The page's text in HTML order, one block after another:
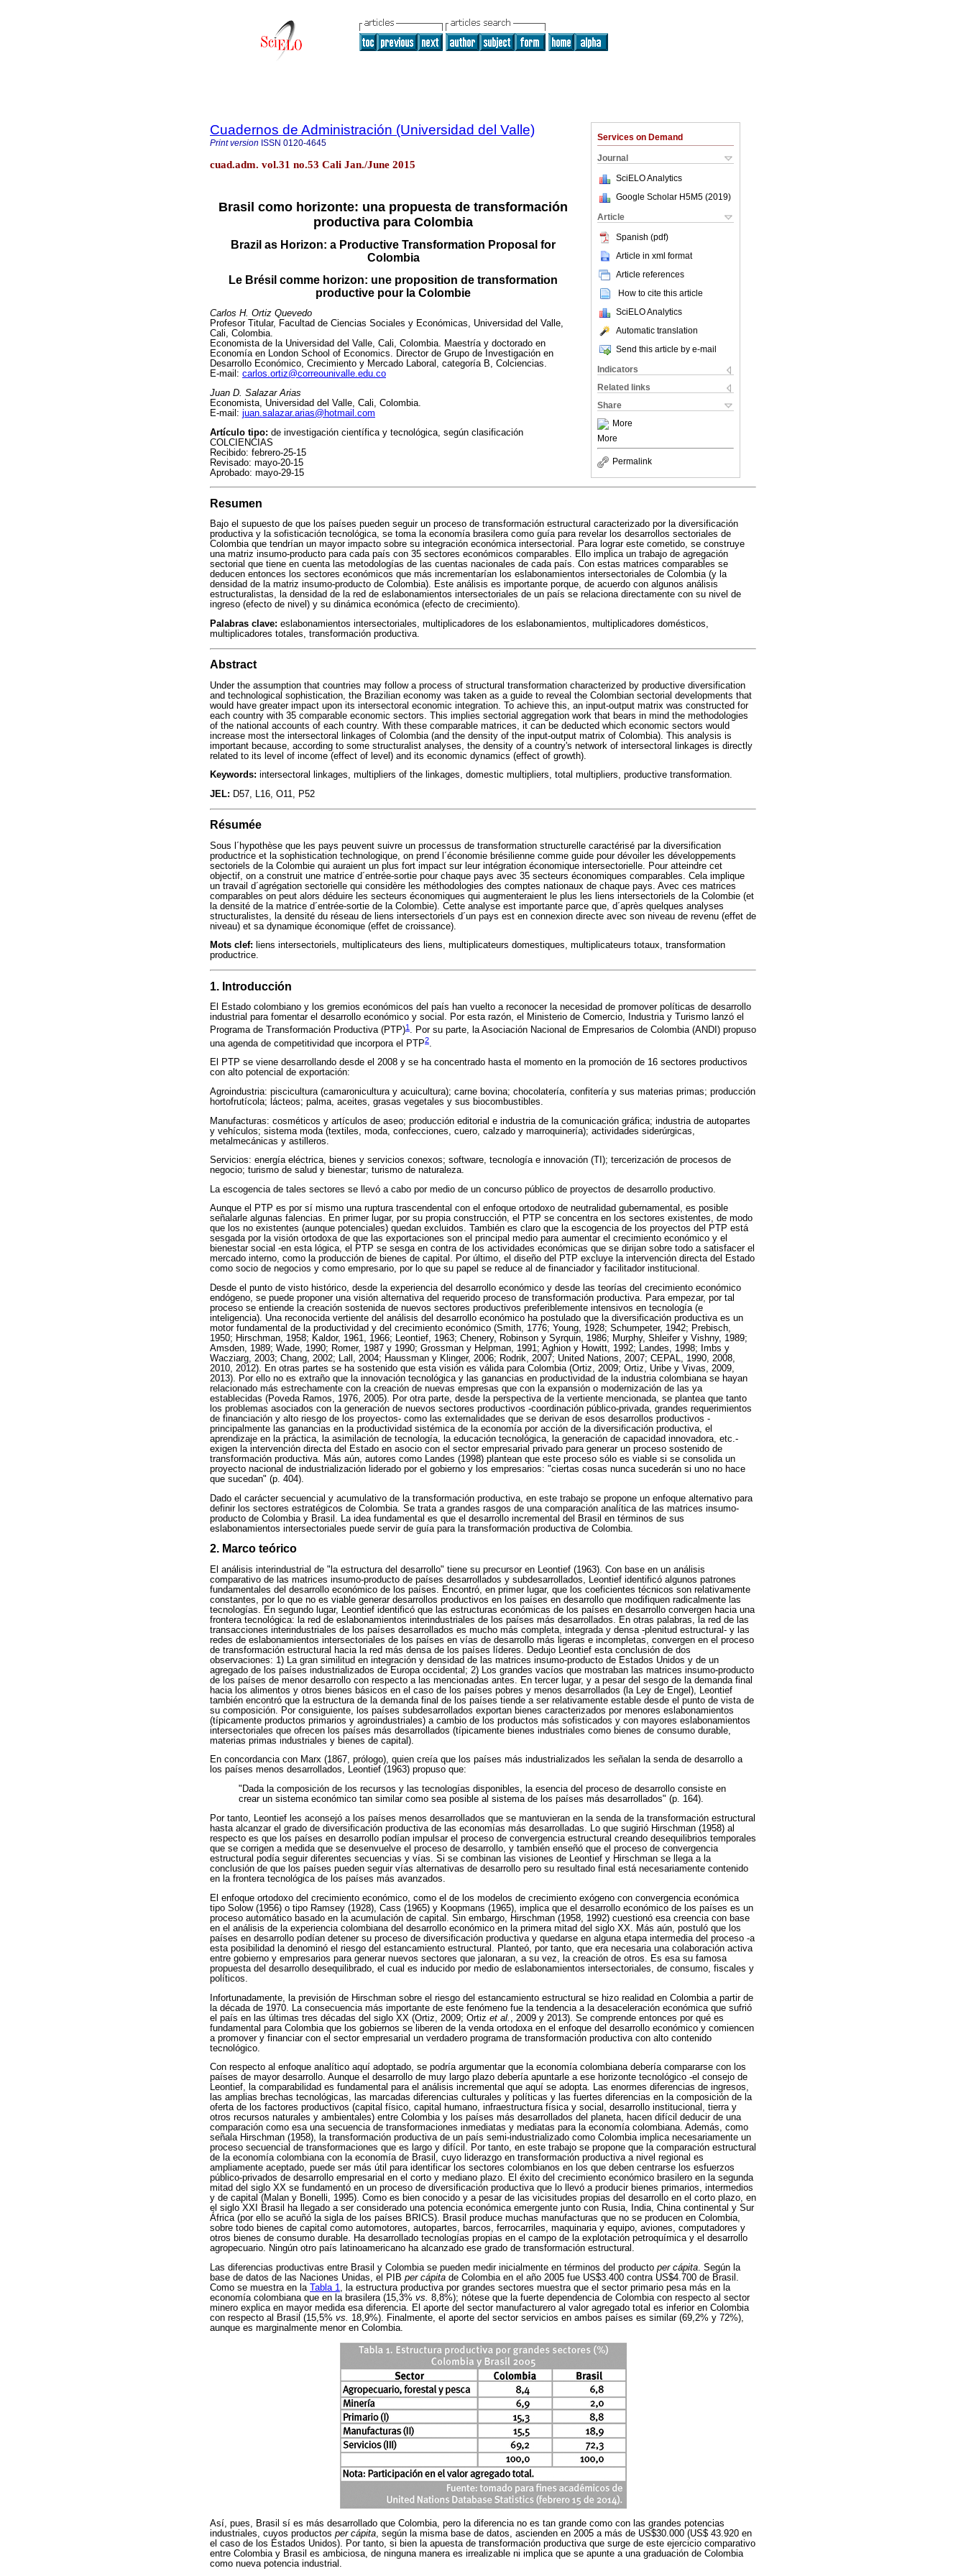
Services on Demand
Journal
SciELO Analytics
Google Scholar H5M5 (2019)
Article
Spanish (pdf)
Article in xml format
Article references
How to cite this article
SciELO Analytics
Automatic translation
Send this article by e-mail
Indicators
Related links
Share
More
More
Permalink
Cuadernos de Administración (Universidad del Valle)
Print version ISSN 0120-4645
cuad.adm. vol.31 no.53 Cali Jan./June 2015
Brasil como horizonte: una propuesta de transformación
productiva para Colombia
Brazil as Horizon: a Productive Transformation Proposal for
Colombia
Le Brésil comme horizon: une proposition de transformation
productive pour la Colombie
Carlos H. Ortiz Quevedo
Profesor Titular, Facultad de Ciencias Sociales y Económicas, Universidad del Valle,
Cali, Colombia.
Economista de la Universidad del Valle, Cali, Colombia. Maestría y doctorado en
Economía en London School of Economics. Director de Grupo de Investigación en
Desarrollo Económico, Crecimiento y Mercado Laboral, categoría B, Colciencias.
E-mail: carlos.ortiz@correounivalle.edu.co
Juan D. Salazar Arias
Economista, Universidad del Valle, Cali, Colombia.
E-mail: juan.salazar.arias@hotmail.com
Artículo tipo: de investigación científica y tecnológica, según clasificación
COLCIENCIAS
Recibido: febrero-25-15
Revisado: mayo-20-15
Aprobado: mayo-29-15
Resumen
Bajo el supuesto de que los países pueden seguir un proceso de transformación estructural caracterizado por la diversificación
productiva y la sofisticación tecnológica, se toma la economía brasilera como guía para revelar los desarrollos sectoriales de
Colombia que tendrían un mayor impacto sobre su integración económica intersectorial. Para lograr este cometido, se construye
una matriz insumo-producto para cada país con 35 sectores económicos comparables. Ello implica un trabajo de agregación
sectorial que tiene en cuenta las metodologías de las cuentas nacionales de cada país. Con estas matrices comparables se
deducen entonces los sectores económicos que más incrementarían los eslabonamientos intersectoriales de Colombia (y la
densidad de la matriz insumo-producto de Colombia). Este análisis es importante porque, de acuerdo con algunos análisis
estructuralistas, la densidad de la red de eslabonamientos intersectoriales de un país se relaciona directamente con su nivel de
ingreso (efecto de nivel) y su dinámica económica (efecto de crecimiento).
Palabras clave: eslabonamientos intersectoriales, multiplicadores de los eslabonamientos, multiplicadores domésticos,
multiplicadores totales, transformación productiva.
Abstract
Under the assumption that countries may follow a process of structural transformation characterized by productive diversification
and technological sophistication, the Brazilian economy was taken as a guide to reveal the Colombian sectorial developments that
would have greater impact upon its intersectoral economic integration. To achieve this, an input-output matrix was constructed for
each country with 35 comparable economic sectors. This implies sectorial aggregation work that bears in mind the methodologies
of the national accounts of each country. With these comparable matrices, it can be deducted which economic sectors would
increase most the intersectoral linkages of Colombia (and the density of the input-output matrix of Colombia). This analysis is
important because, according to some structuralist analyses, the density of a country's network of intersectoral linkages is directly
related to its level of income (effect of level) and its economic dynamics (effect of growth).
Keywords: intersectoral linkages, multipliers of the linkages, domestic multipliers, total multipliers, productive transformation.
JEL: D57, L16, O11, P52
Résumée
Sous l´hypothèse que les pays peuvent suivre un processus de transformation structurelle caractérisé par la diversification
productrice et la sophistication technologique, on prend l´économie brésilienne comme guide pour dévoiler les développements
sectoriels de la Colombie qui auraient un plus fort impact sur leur intégration économique intersectorielle. Pour atteindre cet
objectif, on a construit une matrice d´entrée-sortie pour chaque pays avec 35 secteurs économiques comparables. Cela implique
un travail d´agrégation sectorielle qui considère les méthodologies des comptes nationaux de chaque pays. Avec ces matrices
comparables on peut alors déduire les secteurs économiques qui augmenteraient le plus les liens intersectoriels de la Colombie (et
la densité de la matrice d´entrée-sortie de la Colombie). Cette analyse est importante parce que, d´après quelques analyses
structuralistes, la densité du réseau de liens intersectoriels d´un pays est en connexion directe avec son niveau de revenu (effet de
niveau) et sa dynamique économique (effet de croissance).
Mots clef: liens intersectoriels, multiplicateurs des liens, multiplicateurs domestiques, multiplicateurs totaux, transformation
productrice.
1. Introducción
El Estado colombiano y los gremios económicos del país han vuelto a reconocer la necesidad de promover políticas de desarrollo
industrial para fomentar el desarrollo económico y social. Por esta razón, el Ministerio de Comercio, Industria y Turismo lanzó el
Programa de Transformación Productiva (PTP)1 . Por su parte, la Asociación Nacional de Empresarios de Colombia (ANDI) propuso
una agenda de competitividad que incorpora el PTP2
El PTP se viene desarrollando desde el 2008 y se ha concentrado hasta el momento en la promoción de 16 sectores productivos
con alto potencial de exportación:
Agroindustria: piscicultura (camaronicultura y acuicultura); carne bovina; chocolatería, confitería y sus materias primas; producción
hortofrutícola; lácteos; palma, aceites, grasas vegetales y sus biocombustibles.
Manufacturas: cosméticos y artículos de aseo; producción editorial e industria de la comunicación gráfica; industria de autopartes
y vehículos; sistema moda (textiles, moda, confecciones, cuero, calzado y marroquinería); actividades siderúrgicas,
metalmecánicas y astilleros.
Servicios: energía eléctrica, bienes y servicios conexos; software, tecnología e innovación (TI); tercerización de procesos de
negocio; turismo de salud y bienestar; turismo de naturaleza.
La escogencia de tales sectores se llevó a cabo por medio de un concurso público de proyectos de desarrollo productivo.
Aunque el PTP es por sí mismo una ruptura trascendental con el enfoque ortodoxo de neutralidad gubernamental, es posible
señalarle algunas falencias. En primer lugar, por su propia construcción, el PTP se concentra en los sectores existentes, de modo
que los no existentes (aunque potenciales) quedan excluidos. También es claro que la escogencia de los proyectos del PTP está
sesgada por la visión ortodoxa de que las exportaciones son el principal medio para aumentar el crecimiento económico y el
bienestar social -en esta lógica, el PTP se sesga en contra de los actividades económicas que se dirijan sobre todo a satisfacer el
mercado interno, como la producción de bienes de capital. Por último, el diseño del PTP excluye la intervención directa del Estado
como socio de negocios y como empresario, por lo que su papel se reduce al de financiador y facilitador institucional.
Desde el punto de visto histórico, desde la experiencia del desarrollo económico y desde las teorías del crecimiento económico
endógeno, se puede proponer una visión alternativa del requerido proceso de transformación productiva. Para empezar, por tal
proceso se entiende la creación sostenida de nuevos sectores productivos preferiblemente intensivos en tecnología (e
inteligencia). Una reconocida vertiente del análisis del desarrollo económico ha postulado que la diversificación productiva es un
motor fundamental de la productividad y del crecimiento económico (Smith, 1776; Young, 1928; Schumpeter, 1942; Prebisch,
1950; Hirschman, 1958; Kaldor, 1961, 1966; Leontief, 1963; Chenery, Robinson y Syrquin, 1986; Murphy, Shleifer y Vishny, 1989;
Amsden, 1989; Wade, 1990; Romer, 1987 y 1990; Grossman y Helpman, 1991; Aghion y Howitt, 1992; Landes, 1998; Imbs y
Wacziarg, 2003; Chang, 2002; Lall, 2004; Haussman y Klinger, 2006; Rodrik, 2007; United Nations, 2007; CEPAL, 1990, 2008,
2010, 2012). En otras partes se ha sostenido que esta visión es válida para Colombia (Ortiz, 2009; Ortiz, Uribe y Vivas, 2009,
2013). Por ello no es extraño que la innovación tecnológica y las ganancias en productividad de la industria colombiana se hayan
relacionado más estrechamente con la creación de nuevas empresas que con la expansión o modernización de las ya
establecidas (Poveda Ramos, 1976, 2005). Por otra parte, desde la perspectiva de la vertiente mencionada, se plantea que tanto
los problemas asociados con la generación de nuevos sectores productivos -coordinación público-privada, grandes requerimientos
de financiación y alto riesgo de los proyectos- como las externalidades que se derivan de esos desarrollos productivos -
principalmente las ganancias en la productividad sistémica de la economía por acción de la diversificación productiva, el
aprendizaje en la práctica, la asimilación de tecnología, la educación tecnológica, la generación de capacidad innovadora, etc.-
exigen la intervención directa del Estado en asocio con el sector empresarial privado para generar un proceso sostenido de
transformación productiva. Más aún, autores como Landes (1998) plantean que este proceso sólo es viable si se consolida un
proyecto nacional de industrialización liderado por el gobierno y los empresarios: "ciertas cosas nunca sucederán si uno no hace
que sucedan" (p. 404).
Dado el carácter secuencial y acumulativo de la transformación productiva, en este trabajo se propone un enfoque alternativo para
definir los sectores estratégicos de Colombia. Se trata a grandes rasgos de una comparación analítica de las matrices insumo-
producto de Colombia y Brasil. La idea fundamental es que el desarrollo incremental del Brasil en términos de sus
eslabonamientos intersectoriales puede servir de guía para la transformación productiva de Colombia.
2. Marco teórico
El análisis interindustrial de "la estructura del desarrollo" tiene su precursor en Leontief (1963). Con base en un análisis
comparativo de las matrices insumo-producto de países desarrollados y subdesarrollados, Leontief identificó algunos patrones
fundamentales del desarrollo económico de los países. Encontró, en primer lugar, que los coeficientes técnicos son relativamente
constantes, por lo que no es viable generar desarrollos productivos en los países en desarrollo que modifiquen radicalmente las
tecnologías. En segundo lugar, Leontief identificó que las estructuras económicas de los países en desarrollo convergen hacia una
frontera tecnológica: la red de eslabonamientos interindustriales de los países más desarrollados. En otras palabras, la red de las
transacciones interindustriales de los países desarrollados es mucho más completa, integrada y densa -plenitud estructural- y las
redes de eslabonamientos intersectoriales de los países en vías de desarrollo más ligeras e incompletas, convergen en el proceso
de transformación estructural hacia la red más densa de los países líderes. Dedujo Leontief esta conclusión de dos
observaciones: 1) La gran similitud en integración y densidad de las matrices insumo-producto de Estados Unidos y de un
agregado de los países industrializados de Europa occidental; 2) Los grandes vacíos que mostraban las matrices insumo-producto
de los países de menor desarrollo con respecto a las mencionadas antes. En tercer lugar, y a pesar del sesgo de la demanda final
hacia los alimentos y otros bienes básicos en el caso de los países pobres y menos desarrollados (la Ley de Engel), Leontief
también encontró que la estructura de la demanda final de los países tiende a ser relativamente estable desde el punto de vista de
su composición. Por consiguiente, los países subdesarrollados exportan bienes caracterizados por menores eslabonamientos
(típicamente productos primarios y agroindustriales) a cambio de los productos más sofisticados y con mayores eslabonamientos
intersectoriales que ofrecen los países más desarrollados (típicamente bienes industriales como bienes de consumo durable,
materias primas industriales y bienes de capital).
En concordancia con Marx (1867, prólogo), quien creía que los países más industrializados les señalan la senda de desarrollo a
los países menos desarrollados, Leontief (1963) propuso que:
"Dada la composición de los recursos y las tecnologías disponibles, la esencia del proceso de desarrollo consiste en
crear un sistema económico tan similar como sea posible al sistema de los países más desarrollados" (p. 164).
Por tanto, Leontief les aconsejó a los países menos desarrollados que se mantuvieran en la senda de la transformación estructural
hasta alcanzar el grado de diversificación productiva de las economías más desarrolladas. Lo que sugirió Hirschman (1958) al
respecto es que los países en desarrollo podían impulsar el proceso de convergencia estructural creando desequilibrios temporales
que se corrigen a medida que se desenvuelve el proceso de desarrollo, y también enseñó que el proceso de convergencia
estructural podía seguir diferentes secuencias y vías. Si se combinan las visiones de Leontief y Hirschman se llega a la
conclusión de que los países pueden seguir vías alternativas de desarrollo pero su resultado final está necesariamente contenido
en la frontera tecnológica de los países más avanzados.
El enfoque ortodoxo del crecimiento económico, como el de los modelos de crecimiento exógeno con convergencia económica
tipo Solow (1956) o tipo Ramsey (1928), Cass (1965) y Koopmans (1965), implica que el desarrollo económico de los países es un
proceso automático basado en la acumulación de capital. Sin embargo, Hirschman (1958, 1992) cuestionó esa creencia con base
en el análisis de la experiencia colombiana del desarrollo económico en la primera mitad del siglo XX. Más aún, postuló que los
países en desarrollo podían detener su proceso de diversificación productiva y quedarse en alguna etapa intermedia del proceso -a
esta posibilidad la denominó el riesgo del estancamiento estructural. Planteó, por tanto, que era necesaria una colaboración activa
entre gobierno y empresarios para generar nuevos sectores que jalonaran, a su vez, la creación de otros. Es esa su famosa
propuesta del desarrollo desequilibrado, el cual es inducido por medio de eslabonamientos intersectoriales, de consumo, fiscales y
políticos.
Infortunadamente, la previsión de Hirschman sobre el riesgo del estancamiento estructural se hizo realidad en Colombia a partir de
la década de 1970. La consecuencia más importante de este fenómeno fue la tendencia a la desaceleración económica que sufrió
el país en las últimas tres décadas del siglo XX (Ortiz, 2009; Ortiz et al.
, 2009 y 2013). Se comprende entonces por qué es
fundamental para Colombia que los gobiernos se liberen de la venda ortodoxa en el enfoque del desarrollo económico y comiencen
a promover y financiar con el sector empresarial un verdadero programa de transformación productiva con alto contenido
tecnológico.
Con respecto al enfoque analítico aquí adoptado, se podría argumentar que la economía colombiana debería compararse con los
países de mayor desarrollo. Aunque el desarrollo de muy largo plazo debería apuntarle a ese horizonte tecnológico -el consejo de
Leontief, la comparabilidad es fundamental para el análisis incremental que aquí se adopta. Las enormes diferencias de ingresos,
las amplias brechas tecnológicas, las marcadas diferencias culturales y políticas y las fuertes diferencias en la composición de la
oferta de los factores productivos (capital físico, capital humano, infraestructura física y social, desarrollo institucional, tierra y
otros recursos naturales y ambientales) entre Colombia y los países más desarrollados del planeta, hacen difícil deducir de una
comparación como esa una secuencia de transformaciones inmediatas y mediatas para la economía colombiana. Además, como
señala Hirschman (1958), la transformación productiva de un país semi-industrializado como Colombia implica necesariamente un
proceso secuencial de transformaciones que es largo y difícil. Por tanto, en este trabajo se propone que la comparación estructural
de la economía colombiana con la economía de Brasil, cuyo liderazgo en transformación productiva a nivel regional es
ampliamente aceptado, puede ser más útil para identificar los sectores colombianos en los que deben centrarse los esfuerzos
público-privados de desarrollo empresarial en el corto y mediano plazo. El éxito del crecimiento económico brasilero en la segunda
mitad del siglo XX se fundamentó en un proceso de diversificación productiva que lo llevó a producir bienes primarios, intermedios
y de capital (Malan y Bonelli, 1995). Como es bien conocido y a pesar de las vicisitudes propias del desarrollo en el corto plazo, en
el siglo XXI Brasil ha llegado a ser considerado una potencia económica emergente junto con Rusia, India, China continental y Sur
África (por ello se acuñó la sigla de los países BRICS). Brasil produce muchas manufacturas que no se producen en Colombia,
sobre todo bienes de capital como automotores, autopartes, barcos, ferrocarriles, maquinaria y equipo, aviones, computadores y
otros bienes de consumo durable. Ha desarrollado tecnologías propias en el campo de la explotación petroquímica y el desarrollo
agropecuario. Ningún otro país latinoamericano ha alcanzado ese grado de transformación estructural.
Las diferencias productivas entre Brasil y Colombia se pueden medir inicialmente en términos del producto per cápita. Según la
base de datos de las Naciones Unidas, el PIB per cápita de Colombia en el año 2005 fue US$3.400 contra US$4.700 de Brasil.
Como se muestra en la Tabla 1, la estructura productiva por grandes sectores muestra que el sector primario pesa más en la
economía colombiana que en la brasilera (15,3% vs. 8,8%); nótese que la fuerte dependencia de Colombia con respecto al sector
minero explica en mayor medida esa diferencia. El aporte del sector manufacturero al valor agregado total es inferior en Colombia
con respecto al Brasil (15,5% vs. 18,9%). Finalmente, el aporte del sector servicios en ambos países es similar (69,2% y 72%),
aunque es marginalmente menor en Colombia.
Así, pues, Brasil sí es más desarrollado que Colombia, pero la diferencia no es tan grande como con las grandes potencias
industriales, cuyos productos per cápita, según la misma base de datos, ascienden en 2005 a más de US$30.000 (US$ 43.920 en
el caso de los Estados Unidos). Por tanto, si bien la apuesta de transformación productiva que surge de este ejercicio comparativo
entre Colombia y Brasil es ambiciosa, de ninguna manera es irrealizable ni implica que se apunte a una graduación de Colombia
como nueva potencia industrial.